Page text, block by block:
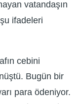
vatandaşın
ifadeleri
cebini
Bugün bir
para ödeniyor.